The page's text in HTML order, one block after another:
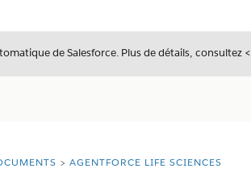
de Salesforce. Plus de détails, consultez <
AGENTFORCE LIFE SCIENCES